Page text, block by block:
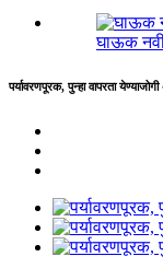
घाऊक
पर्यावरणपूरक, पुन्हा वापरता